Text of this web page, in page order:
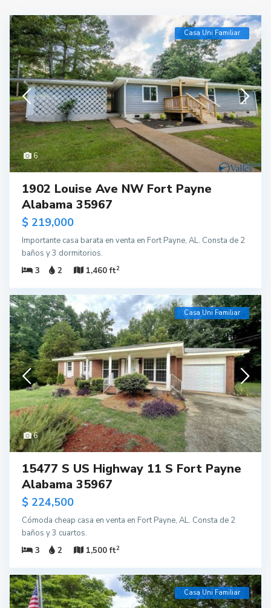
6
Casa Uni Familiar
1902 Louise Ave NW Fort Payne
Alabama 35967
$ 219,000
Importante casa barata en venta en Fort Payne, AL. Consta de 2
baños y 3 dormitorios.
3
2 1,460 ft2
6
Casa Uni Familiar
15477 S US Highway 11 S Fort Payne
Alabama 35967
$ 224,500
Cómoda cheap casa en venta en Fort Payne, AL. Consta de 2
baños y 3 cuartos.
3
2 1,500 ft2
Casa Uni Familiar